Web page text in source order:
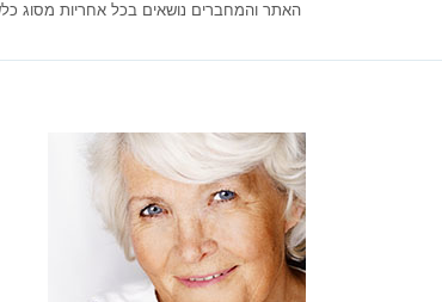
האתר והמחברים נושאים בכל אחריות מסוג